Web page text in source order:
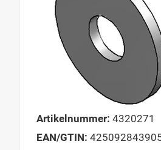
Artikelnummer: 4320271
EAN/GTIN: